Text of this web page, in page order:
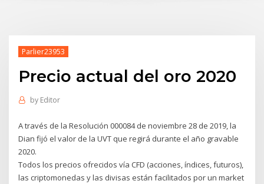
Parlier23953
Precio actual del oro 2020
by Editor
A través de la Resolución 000084 de noviembre 28 de 2019, la
Dian fijó el valor de la UVT que regirá durante el año gravable
2020.
Todos los precios ofrecidos vía CFD (acciones, índices, futuros),
las criptomonedas y las divisas están facilitados por un market